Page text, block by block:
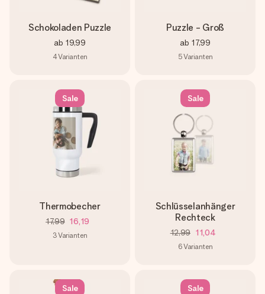
Schokoladen Puzzle
ab 19,99
4Varianten
Puzzle - Groß
ab 17,99
5Varianten
Sale
Thermobecher
17,99 16,19
3Varianten
Sale
Schlüsselanhänger
Rechteck
12,99 11,04
6Varianten
Sale Sale